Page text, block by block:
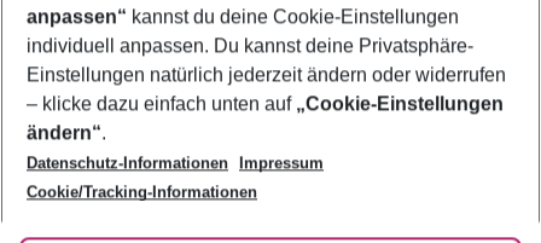
Footer
Footer navigation
Über uns
AGB
Bestpreisgarantie
Cookie-Einstellungen ändern
Cookie-Richtlinie
Agenturbetreuung
Barrierefreies Reisen
Folge uns
anpassen“ kannst du deine Cookie-Einstellungen
individuell anpassen. Du kannst deine Privatsphäre-
Einstellungen natürlich jederzeit ändern oder widerrufen
– klicke dazu einfach unten auf „Cookie-Einstellungen
ändern“.
Datenschutz-Informationen
Impressum
Cookie/Tracking-Informationen